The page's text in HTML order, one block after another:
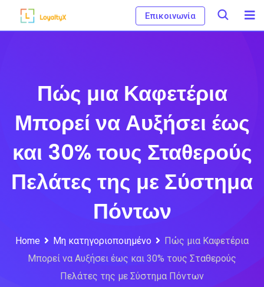
Eπικοινωνία
Πώς μια Καφετέρια
Μπορεί να Αυξήσει έως
και 30% τους Σταθερούς
Πελάτες της με Σύστημα
Πόντων
Home Μη κατηγοριοποιημένο
Πώς μια Καφετέρια
Μπορεί να Αυξήσει έως και 30% τους Σταθερούς
Πελάτες της με Σύστημα Πόντων